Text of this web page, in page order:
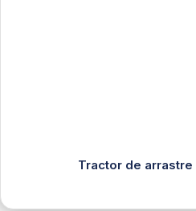
Tractor de